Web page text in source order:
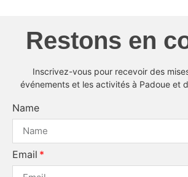
Restons en
Inscrivez-vous pour recevoir des
événements et les activités à Padoue et
Name
Email